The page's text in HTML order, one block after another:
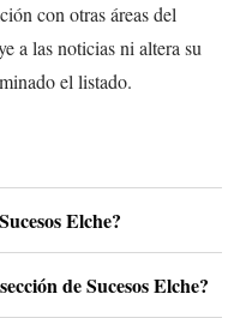
con otras áreas del
a las noticias ni altera su
el listado.
Elche?
de Sucesos Elche?